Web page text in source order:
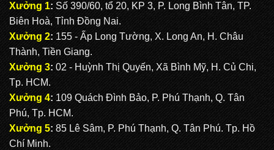
Xưởng 1: Số 390/60, tổ 20, KP 3, P. Long Bình Tân, TP.
Biên Hoà, Tỉnh Đồng Nai.
Xưởng 2: 155 - Ấp Long Tường, X. Long An, H. Châu
Thành, Tiền Giang.
Xưởng 3: 02 - Huỳnh Thị Quyến, Xã Bình Mỹ, H. Củ Chi,
Tp. HCM.
Xưởng 4: 109 Quách Đình Bảo, P. Phú Thạnh, Q. Tân
Phú, Tp. HCM.
Xưởng 5: 85 Lê Sâm, P. Phú Thạnh, Q. Tân Phú. Tp. Hồ
Chí Minh.